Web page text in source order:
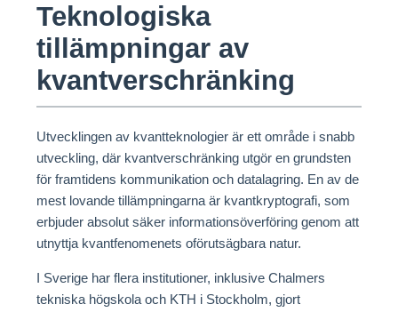
Teknologiska
tillämpningar av
kvantverschränking
Utvecklingen av kvantteknologier är ett område i snabb
utveckling, där kvantverschränking utgör en grundsten
för framtidens kommunikation och datalagring. En av de
mest lovande tillämpningarna är kvantkryptografi, som
erbjuder absolut säker informationsöverföring genom att
utnyttja kvantfenomenets oförutsägbara natur.
I Sverige har flera institutioner, inklusive Chalmers
tekniska högskola och KTH i Stockholm, gjort